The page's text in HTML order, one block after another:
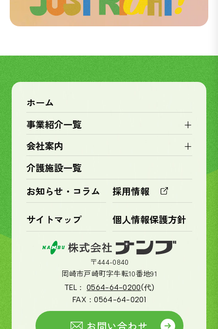
ホーム
事業紹介一覧
+
会社案内 +
介護施設一覧
お知らせ・コラム
採用情報
サイトマップ 個人情報保護方針
〒444-0840
岡崎市戸崎町字牛転10番地91
TEL： 0564-64-0200(代)
FAX：0564-64-0201
お問い合わせ